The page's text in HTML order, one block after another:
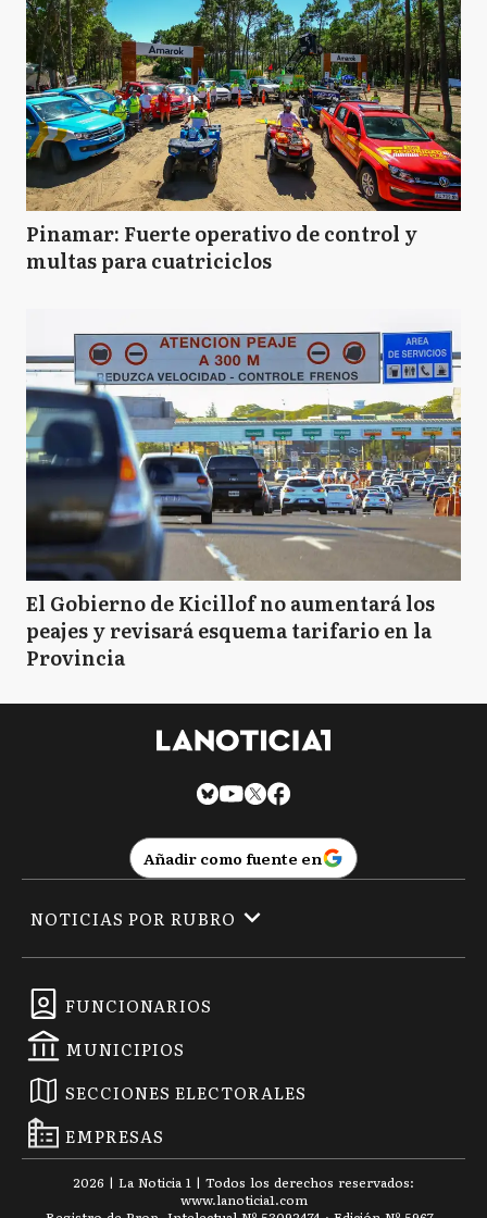
Pinamar: Fuerte operativo de control y
multas para cuatriciclos
El Gobierno de Kicillof no aumentará los
peajes y revisará esquema tarifario en la
Provincia
Añadir como fuente en
FUNCIONARIOS
MUNICIPIOS
SECCIONES ELECTORALES
EMPRESAS
NOTICIAS POR RUBRO
2026 | La Noticia 1 | Todos los derechos reservados:
www.lanoticia1.com